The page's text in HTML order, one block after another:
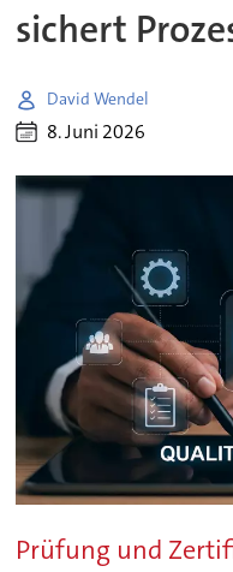
sichert
David Wendel
8. Juni 2026
Prüfung und